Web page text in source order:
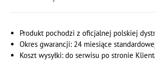
Produkt pochodzi z oficjalnej polskiej
Okres gwarancji: 24 miesiące
Koszt wysyłki: do serwisu po stronie